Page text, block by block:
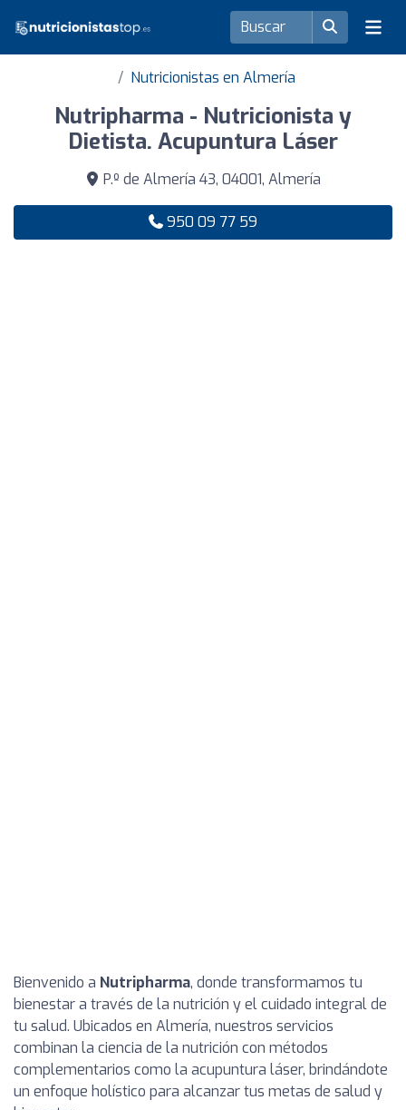
Nutricionistas en Almería
Nutripharma - Nutricionista y
Dietista. Acupuntura Láser
P.º de Almería 43, 04001, Almería
950 09 77 59
Bienvenido a Nutripharma, donde transformamos tu
bienestar a través de la nutrición y el cuidado integral de
tu salud. Ubicados en Almería, nuestros servicios
combinan la ciencia de la nutrición con métodos
complementarios como la acupuntura láser, brindándote
un enfoque holístico para alcanzar tus metas de salud y